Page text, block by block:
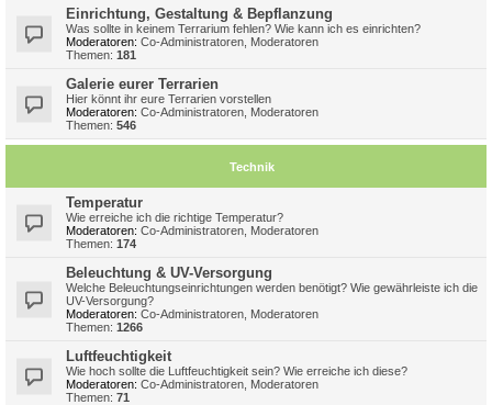
Einrichtung, Gestaltung & Bepflanzung
Was sollte in keinem Terrarium fehlen? Wie kann ich es einrichten?
Moderatoren: Co-Administratoren Moderatoren
Themen: 181
Galerie eurer Terrarien
Hier könnt ihr eure Terrarien vorstellen
Moderatoren: Co-Administratoren Moderatoren
Themen: 546
Technik
Temperatur
Wie erreiche ich die richtige Temperatur?
Moderatoren: Co-Administratoren Moderatoren
Themen: 174
Beleuchtung & UV-Versorgung
Welche Beleuchtungseinrichtungen werden benötigt? Wie gewährleiste ich die
UV-Versorgung?
Moderatoren: Co-Administratoren Moderatoren
Themen: 1266
Luftfeuchtigkeit
Wie hoch sollte die Luftfeuchtigkeit sein? Wie erreiche ich diese?
Moderatoren: Co-Administratoren Moderatoren
Themen: 71